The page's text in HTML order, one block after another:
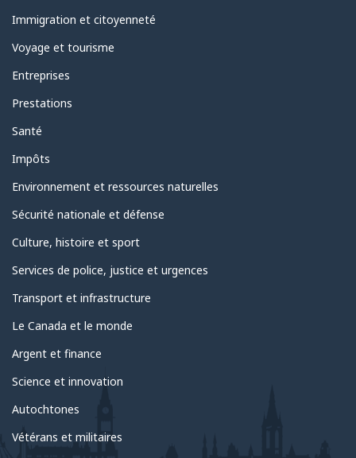
sujets
Immigration et citoyenneté
Voyage et tourisme
Entreprises
Prestations
Santé
Impôts
Environnement et ressources naturelles
Sécurité nationale et défense
Culture, histoire et sport
Services de police, justice et urgences
Transport et infrastructure
Le Canada et le monde
Argent et finance
Science et innovation
Autochtones
Vétérans et militaires